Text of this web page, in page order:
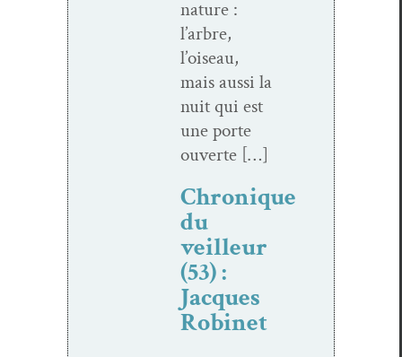
nature :
l’arbre,
l’oiseau,
mais aus­si la
nuit qui est
une porte
ouverte […]
Chronique
du
veilleur
(53) :
Jacques
Robinet